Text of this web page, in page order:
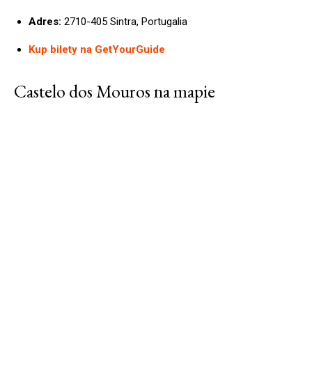
Adres: 2710-405 Sintra, Portugalia
Kup bilety na GetYourGuide
Castelo dos Mouros na mapie